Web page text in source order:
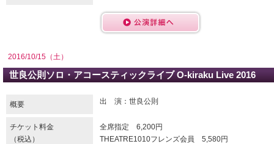
2016/10/15（土）
世良公則ソロ・アコースティックライブ O-kiraku Live 2016
概要 出 演：世良公則
チケット料金
（税込）
全席指定 6,200円
THEATRE1010フレンズ会員 5,580円